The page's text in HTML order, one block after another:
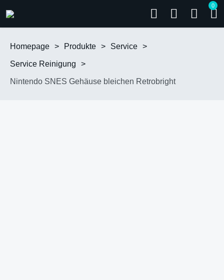
0
Homepage > Produkte > Service >
Service Reinigung >
Nintendo SNES Gehäuse bleichen Retrobright